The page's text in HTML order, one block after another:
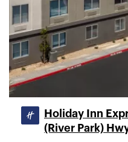
Holiday Inn
(River Park)